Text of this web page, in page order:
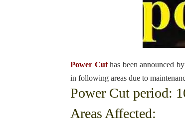
Power Cuthas been announced
in following areas due to
Power Cut period:
Areas Affected: